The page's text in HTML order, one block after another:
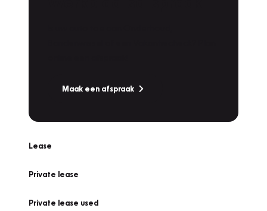
Maak een afspraak
Lease
Private lease
Private lease used